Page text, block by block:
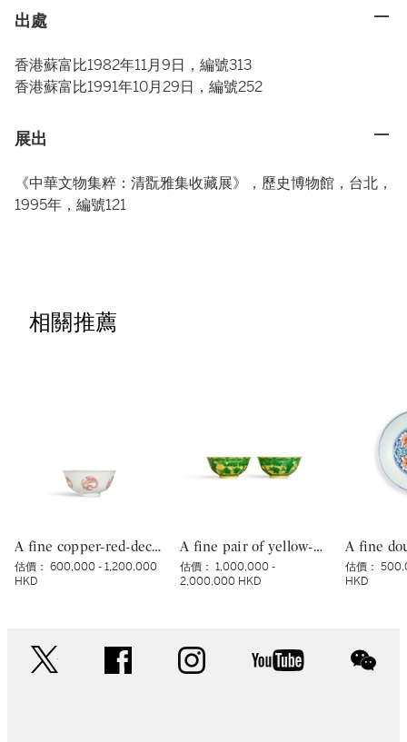
出處
香港蘇富比1982年11月9日，編號313
香港蘇富比1991年10月29日，編號252
展出
《中華文物集粹：清翫雅集收藏展》，歷史博物館，台北，
1995年，編號121
相關推薦
A fine copper-red-decorated ‘dragon’ bowl, Mark and period of Kangxi | 清康熙 釉裏紅團龍紋盌 《大清康熙年製》款
估價： 600,000 - 1,200,000
HKD
A fine pair of yellow-ground green-enamelled ‘boys’ bowls, Marks and period of Yongzheng | 清雍正 黃地綠彩嬰戲圖盌一對 《大清雍正年製》款
估價： 1,000,000 -
2,000,000 HKD
估價：
HKD
facebook instagram youtube